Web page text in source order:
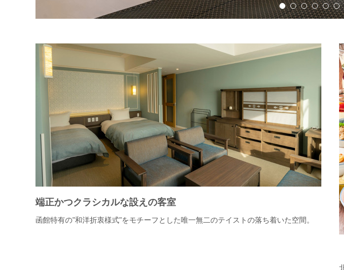
端正かつクラシカルな設えの客室
函館特有の"和洋折衷様式"をモチーフとした唯一無二のテイストの落ち着いた空間。